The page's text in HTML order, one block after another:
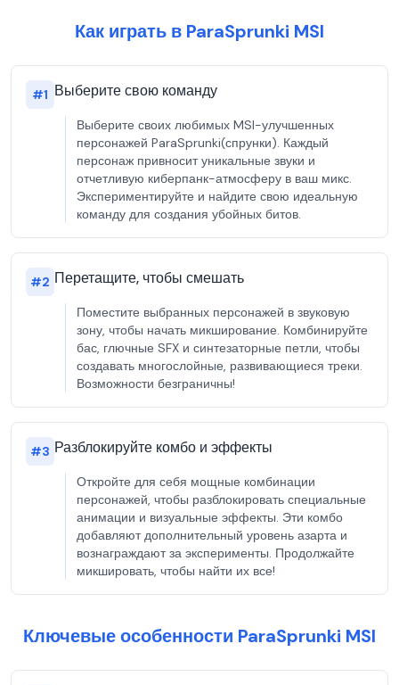
Как играть в ParaSprunki MSI
#1 Выберите свою команду
Выберите своих любимых MSI-улучшенных
персонажей ParaSprunki(спрунки). Каждый
персонаж привносит уникальные звуки и
отчетливую киберпанк-атмосферу в ваш микс.
Экспериментируйте и найдите свою идеальную
команду для создания убойных битов.
#2 Перетащите, чтобы смешать
Поместите выбранных персонажей в звуковую
зону, чтобы начать микширование. Комбинируйте
бас, глючные SFX и синтезаторные петли, чтобы
создавать многослойные, развивающиеся треки.
Возможности безграничны!
#3 Разблокируйте комбо и эффекты
Откройте для себя мощные комбинации
персонажей, чтобы разблокировать специальные
анимации и визуальные эффекты. Эти комбо
добавляют дополнительный уровень азарта и
вознаграждают за эксперименты. Продолжайте
микшировать, чтобы найти их все!
Ключевые особенности ParaSprunki MSI